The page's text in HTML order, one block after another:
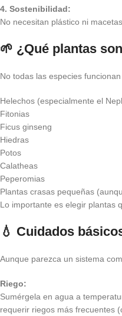
4. Sostenibilidad:
No necesitan plástico ni
🌱 ¿Qué plantas
No todas las especies
Helechos (especialmente el
Fitonias
Ficus ginseng
Hiedras
Potos
Calatheas
Peperomias
Plantas crasas pequeñas
Lo importante es elegir plantas
💧 Cuidados
Aunque parezca un sistema
Riego:
Sumérgela en agua a
requerir riegos más frecuentes